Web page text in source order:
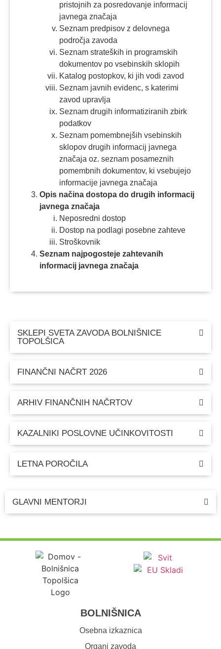
pristojnih za posredovanje informacij
javnega značaja
Seznam predpisov z delovnega
področja zavoda
Seznam strateških in programskih
dokumentov po vsebinskih sklopih
Katalog postopkov, ki jih vodi zavod
Seznam javnih evidenc, s katerimi
zavod upravlja
Seznam drugih informatiziranih zbirk
podatkov
Seznam pomembnejših vsebinskih
sklopov drugih informacij javnega
značaja oz. seznam posameznih
pomembnih dokumentov, ki vsebujejo
informacije javnega značaja
Opis načina dostopa do drugih informacij
javnega značaja
Neposredni dostop
Dostop na podlagi posebne zahteve
Stroškovnik
Seznam najpogosteje zahtevanih
informacij javnega značaja
SKLEPI SVETA ZAVODA BOLNIŠNICE
TOPOLŠICA
FINANČNI NAČRT 2026
ARHIV FINANČNIH NAČRTOV​
KAZALNIKI POSLOVNE UČINKOVITOSTI​
LETNA POROČILA
GLAVNI MENTORJI
BOLNIŠNICA
Osebna izkaznica
Organi zavoda